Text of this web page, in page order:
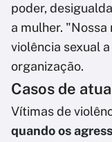
poder,
a mulher.
violência sexual
organização.
Casos de
Vítimas de
quando os